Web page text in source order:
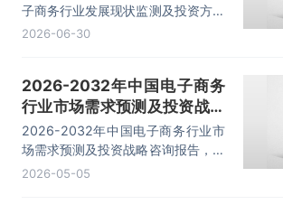
子商务行业发展现状监测及投资方向
研究报告，主要包括前景趋势预测、
2026-06-30
2026-2032年中国电子商务
行业市场需求预测及投资战略
咨询报告
2026-2032年中国电子商务行业市
场需求预测及投资战略咨询报告，主
要包括行业投资机会与风险、市场发
2026-05-05